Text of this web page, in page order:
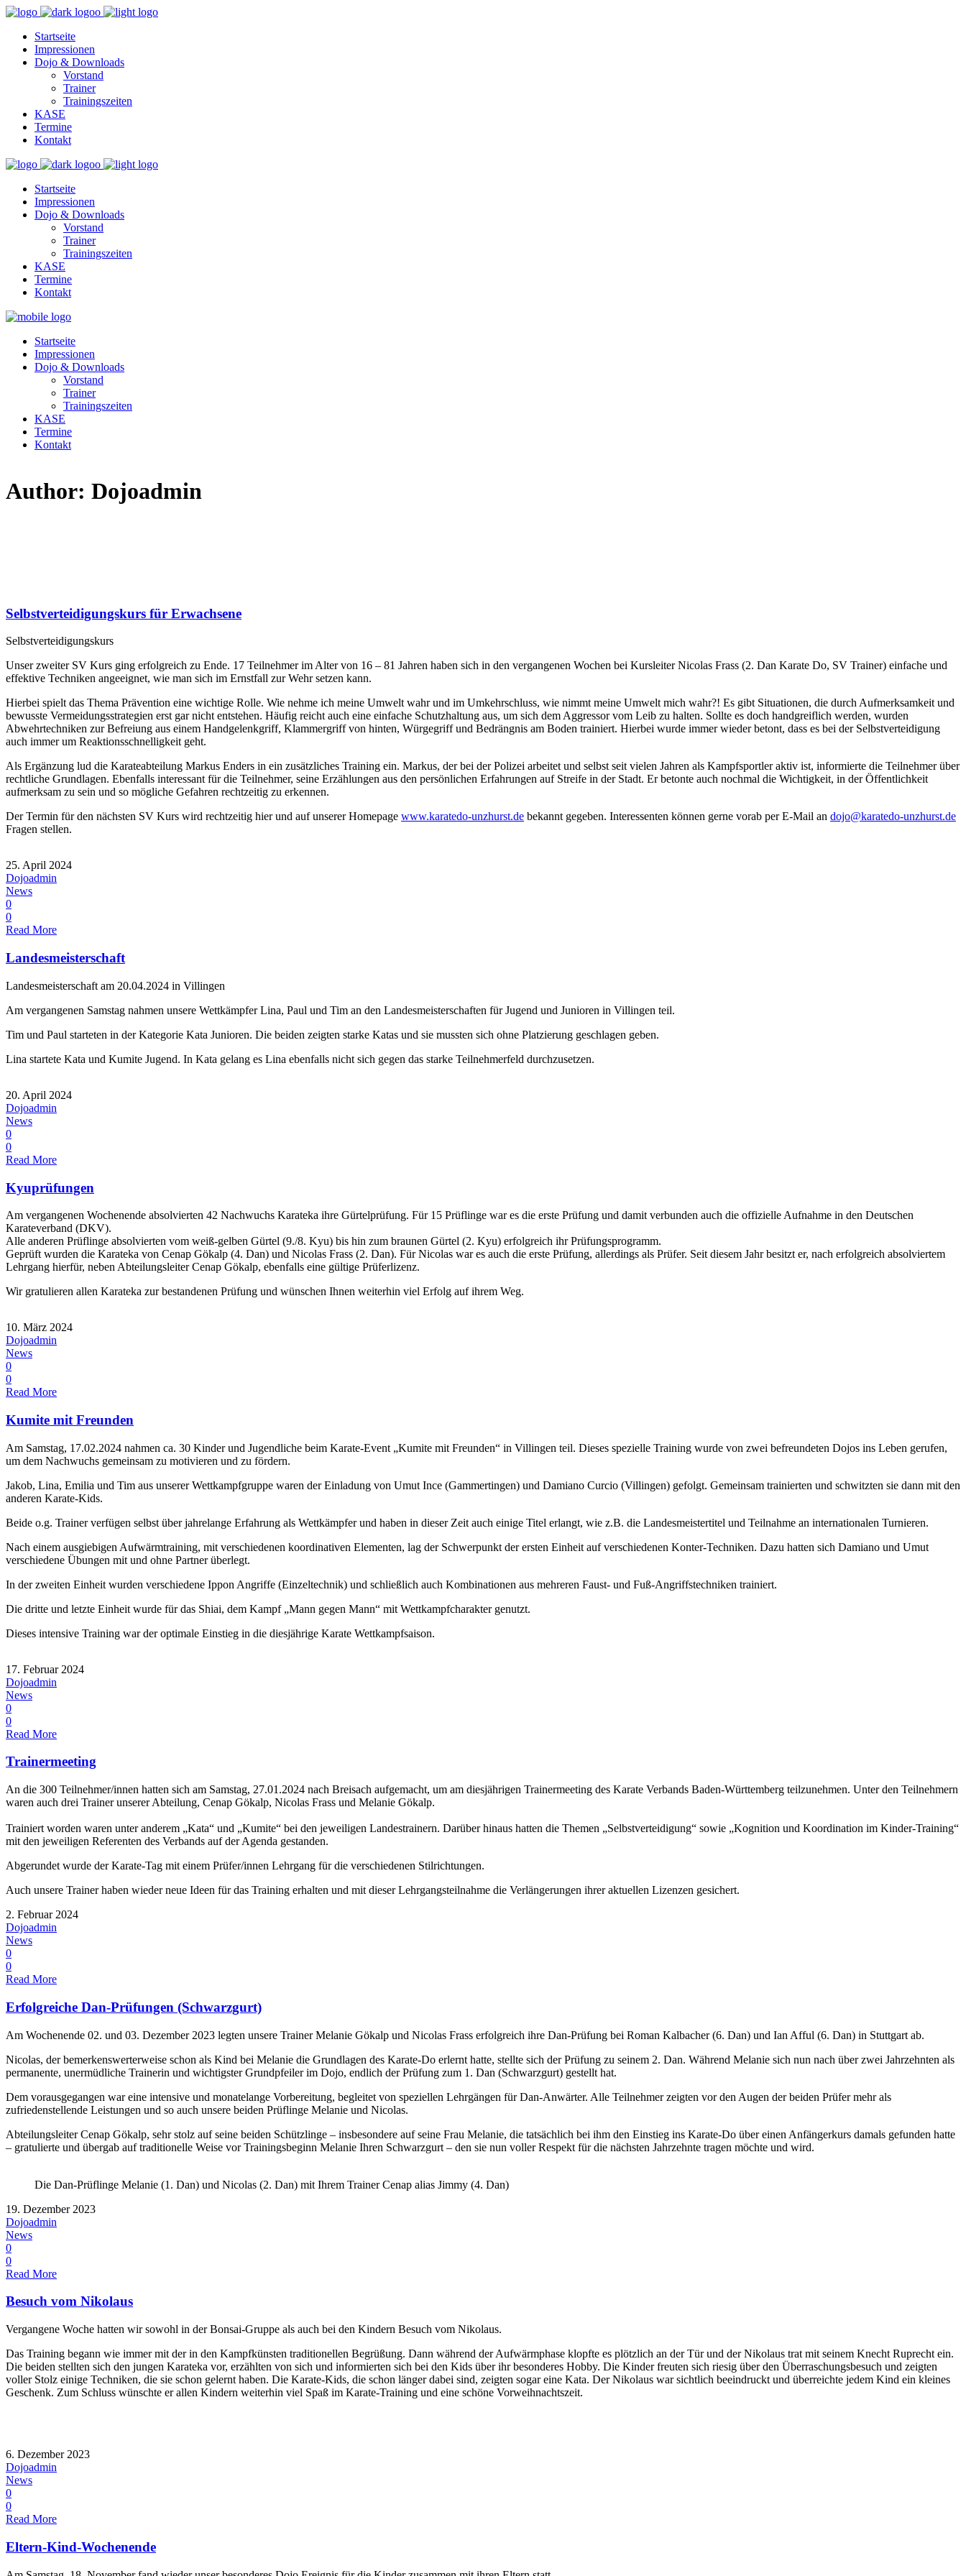
Startseite
Impressionen
Dojo & Downloads
Vorstand
Trainer
Trainingszeiten
KASE
Termine
Kontakt
Startseite
Impressionen
Dojo & Downloads
Vorstand
Trainer
Trainingszeiten
KASE
Termine
Kontakt
Startseite
Impressionen
Dojo & Downloads
Vorstand
Trainer
Trainingszeiten
KASE
Termine
Kontakt
Author: Dojoadmin
Selbstverteidigungskurs für Erwachsene
Selbstverteidigungskurs
Unser zweiter SV Kurs ging erfolgreich zu Ende. 17 Teilnehmer im Alter von 16 – 81 Jahren haben sich in den vergangenen Wochen bei Kursleiter Nicolas Frass (2. Dan Karate Do, SV Trainer) einfache und
effektive Techniken angeeignet, wie man sich im Ernstfall zur Wehr setzen kann.
Hierbei spielt das Thema Prävention eine wichtige Rolle. Wie nehme ich meine Umwelt wahr und im Umkehrschluss, wie nimmt meine Umwelt mich wahr?! Es gibt Situationen, die durch Aufmerksamkeit und
bewusste Vermeidungsstrategien erst gar nicht entstehen. Häufig reicht auch eine einfache Schutzhaltung aus, um sich dem Aggressor vom Leib zu halten. Sollte es doch handgreiflich werden, wurden
Abwehrtechniken zur Befreiung aus einem Handgelenkgriff, Klammergriff von hinten, Würgegriff und Bedrängnis am Boden trainiert. Hierbei wurde immer wieder betont, dass es bei der Selbstverteidigung
auch immer um Reaktionsschnelligkeit geht.
Als Ergänzung lud die Karateabteilung Markus Enders in ein zusätzliches Training ein. Markus, der bei der Polizei arbeitet und selbst seit vielen Jahren als Kampfsportler aktiv ist, informierte die Teilnehmer über
rechtliche Grundlagen. Ebenfalls interessant für die Teilnehmer, seine Erzählungen aus den persönlichen Erfahrungen auf Streife in der Stadt. Er betonte auch nochmal die Wichtigkeit, in der Öffentlichkeit
aufmerksam zu sein und so mögliche Gefahren rechtzeitig zu erkennen.
Der Termin für den nächsten SV Kurs wird rechtzeitig hier und auf unserer Homepage www.karatedo-unzhurst.de bekannt gegeben. Interessenten können gerne vorab per E-Mail an dojo@karatedo-unzhurst.de
Fragen stellen.
25. April 2024
Dojoadmin
News
0
0
Read More
Landesmeisterschaft
Landesmeisterschaft am 20.04.2024 in Villingen
Am vergangenen Samstag nahmen unsere Wettkämpfer Lina, Paul und Tim an den Landesmeisterschaften für Jugend und Junioren in Villingen teil.
Tim und Paul starteten in der Kategorie Kata Junioren. Die beiden zeigten starke Katas und sie mussten sich ohne Platzierung geschlagen geben.
Lina startete Kata und Kumite Jugend. In Kata gelang es Lina ebenfalls nicht sich gegen das starke Teilnehmerfeld durchzusetzen.
20. April 2024
Dojoadmin
News
0
0
Read More
Kyuprüfungen
Am vergangenen Wochenende absolvierten 42 Nachwuchs Karateka ihre Gürtelprüfung. Für 15 Prüflinge war es die erste Prüfung und damit verbunden auch die offizielle Aufnahme in den Deutschen
Karateverband (DKV).
Alle anderen Prüflinge absolvierten vom weiß-gelben Gürtel (9./8. Kyu) bis hin zum braunen Gürtel (2. Kyu) erfolgreich ihr Prüfungsprogramm.
Geprüft wurden die Karateka von Cenap Gökalp (4. Dan) und Nicolas Frass (2. Dan). Für Nicolas war es auch die erste Prüfung, allerdings als Prüfer. Seit diesem Jahr besitzt er, nach erfolgreich absolviertem
Lehrgang hierfür, neben Abteilungsleiter Cenap Gökalp, ebenfalls eine gültige Prüferlizenz.
Wir gratulieren allen Karateka zur bestandenen Prüfung und wünschen Ihnen weiterhin viel Erfolg auf ihrem Weg.
10. März 2024
Dojoadmin
News
0
0
Read More
Kumite mit Freunden
Am Samstag, 17.02.2024 nahmen ca. 30 Kinder und Jugendliche beim Karate-Event „Kumite mit Freunden“ in Villingen teil. Dieses spezielle Training wurde von zwei befreundeten Dojos ins Leben gerufen,
um dem Nachwuchs gemeinsam zu motivieren und zu fördern.
Jakob, Lina, Emilia und Tim aus unserer Wettkampfgruppe waren der Einladung von Umut Ince (Gammertingen) und Damiano Curcio (Villingen) gefolgt. Gemeinsam trainierten und schwitzten sie dann mit den
anderen Karate-Kids.
Beide o.g. Trainer verfügen selbst über jahrelange Erfahrung als Wettkämpfer und haben in dieser Zeit auch einige Titel erlangt, wie z.B. die Landesmeistertitel und Teilnahme an internationalen Turnieren.
Nach einem ausgiebigen Aufwärmtraining, mit verschiedenen koordinativen Elementen, lag der Schwerpunkt der ersten Einheit auf verschiedenen Konter-Techniken. Dazu hatten sich Damiano und Umut
verschiedene Übungen mit und ohne Partner überlegt.
In der zweiten Einheit wurden verschiedene Ippon Angriffe (Einzeltechnik) und schließlich auch Kombinationen aus mehreren Faust- und Fuß-Angriffstechniken trainiert.
Die dritte und letzte Einheit wurde für das Shiai, dem Kampf „Mann gegen Mann“ mit Wettkampfcharakter genutzt.
Dieses intensive Training war der optimale Einstieg in die diesjährige Karate Wettkampfsaison.
17. Februar 2024
Dojoadmin
News
0
0
Read More
Trainermeeting
An die 300 Teilnehmer/innen hatten sich am Samstag, 27.01.2024 nach Breisach aufgemacht, um am diesjährigen Trainermeeting des Karate Verbands Baden-Württemberg teilzunehmen. Unter den Teilnehmern
waren auch drei Trainer unserer Abteilung, Cenap Gökalp, Nicolas Frass und Melanie Gökalp.
Trainiert worden waren unter anderem „Kata“ und „Kumite“ bei den jeweiligen Landestrainern. Darüber hinaus hatten die Themen „Selbstverteidigung“ sowie „Kognition und Koordination im Kinder-Training“
mit den jeweiligen Referenten des Verbands auf der Agenda gestanden.
Abgerundet wurde der Karate-Tag mit einem Prüfer/innen Lehrgang für die verschiedenen Stilrichtungen.
Auch unsere Trainer haben wieder neue Ideen für das Training erhalten und mit dieser Lehrgangsteilnahme die Verlängerungen ihrer aktuellen Lizenzen gesichert.
2. Februar 2024
Dojoadmin
News
0
0
Read More
Erfolgreiche Dan-Prüfungen (Schwarzgurt)
Am Wochenende 02. und 03. Dezember 2023 legten unsere Trainer Melanie Gökalp und Nicolas Frass erfolgreich ihre Dan-Prüfung bei Roman Kalbacher (6. Dan) und Ian Afful (6. Dan) in Stuttgart ab.
Nicolas, der bemerkenswerterweise schon als Kind bei Melanie die Grundlagen des Karate-Do erlernt hatte, stellte sich der Prüfung zu seinem 2. Dan. Während Melanie sich nun nach über zwei Jahrzehnten als
permanente, unermüdliche Trainerin und wichtigster Grundpfeiler im Dojo, endlich der Prüfung zum 1. Dan (Schwarzgurt) gestellt hat.
Dem vorausgegangen war eine intensive und monatelange Vorbereitung, begleitet von speziellen Lehrgängen für Dan-Anwärter. Alle Teilnehmer zeigten vor den Augen der beiden Prüfer mehr als
zufriedenstellende Leistungen und so auch unsere beiden Prüflinge Melanie und Nicolas.
Abteilungsleiter Cenap Gökalp, sehr stolz auf seine beiden Schützlinge – insbesondere auf seine Frau Melanie, die tatsächlich bei ihm den Einstieg ins Karate-Do über einen Anfängerkurs damals gefunden hatte
– gratulierte und übergab auf traditionelle Weise vor Trainingsbeginn Melanie Ihren Schwarzgurt – den sie nun voller Respekt für die nächsten Jahrzehnte tragen möchte und wird.
Die Dan-Prüflinge Melanie (1. Dan) und Nicolas (2. Dan) mit Ihrem Trainer Cenap alias Jimmy (4. Dan)
19. Dezember 2023
Dojoadmin
News
0
0
Read More
Besuch vom Nikolaus
Vergangene Woche hatten wir sowohl in der Bonsai-Gruppe als auch bei den Kindern Besuch vom Nikolaus.
Das Training begann wie immer mit der in den Kampfkünsten traditionellen Begrüßung. Dann während der Aufwärmphase klopfte es plötzlich an der Tür und der Nikolaus trat mit seinem Knecht Ruprecht ein.
Die beiden stellten sich den jungen Karateka vor, erzählten von sich und informierten sich bei den Kids über ihr besonderes Hobby. Die Kinder freuten sich riesig über den Überraschungsbesuch und zeigten
voller Stolz einige Techniken, die sie schon gelernt haben. Die Karate-Kids, die schon länger dabei sind, zeigten sogar eine Kata. Der Nikolaus war sichtlich beeindruckt und überreichte jedem Kind ein kleines
Geschenk. Zum Schluss wünschte er allen Kindern weiterhin viel Spaß im Karate-Training und eine schöne Vorweihnachtszeit.
6. Dezember 2023
Dojoadmin
News
0
0
Read More
Eltern-Kind-Wochenende